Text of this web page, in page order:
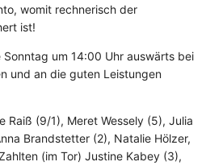
womit rechnerisch der
ist!
Sonntag um 14:00 Uhr auswärts bei
und an die guten Leistungen
Raiß (9/1), Meret Wessely (5), Julia
Brandstetter (2), Natalie Hölzer,
(im Tor) Justine Kabey (3),